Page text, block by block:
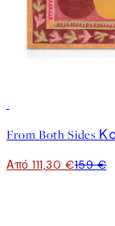
From Both Sides
Από 111,30 €159 €